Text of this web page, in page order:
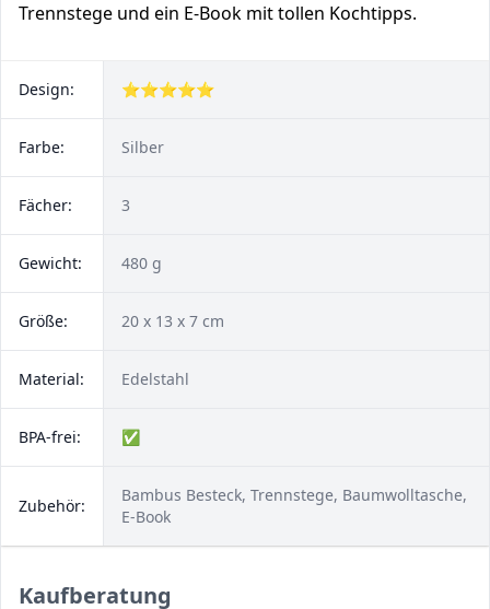
Trennstege und ein E-Book mit tollen Kochtipps.
Design: ⭐⭐⭐⭐⭐
Farbe: Silber
Fächer: 3
Gewicht: 480 g
Größe: 20 x 13 x 7 cm
Material: Edelstahl
BPA-frei: ✅
Zubehör:
Bambus Besteck, Trennstege, Baumwolltasche,
E-Book
Kaufberatung